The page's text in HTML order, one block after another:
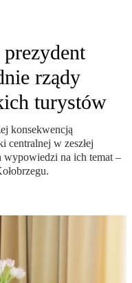
rządy
turystów
konsekwencją
w zeszłej
wypowiedzi na ich temat –